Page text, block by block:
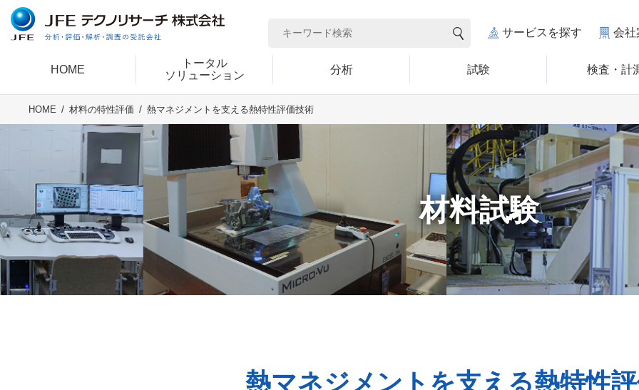
HOME
トータル
ソリューション
分析 試験 検査・計
サービスを探す 会社
HOME 材料の特性評価 熱マネジメントを支える熱特性評価技術
材料試験
熱マネジメントを支える熱特性